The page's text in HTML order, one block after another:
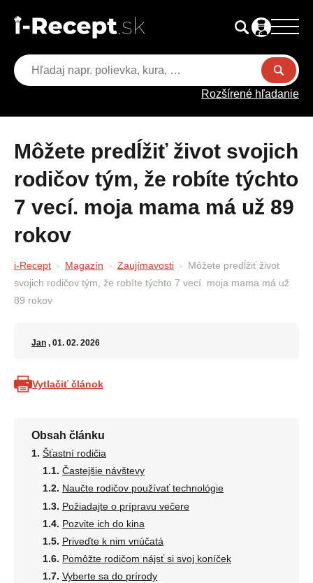
Rozšírené hľadanie
Môžete predĺžiť život svojich
rodičov tým, že robíte týchto
7 vecí. moja mama má už 89
rokov
i-Recept Magazín Zaujímavosti
Môžete predĺžiť život
svojich rodičov tým, že robíte týchto 7 vecí. moja mama má už
89 rokov
Jan , 01. 02. 2026
Vytlačiť článok
Obsah článku
Šťastní rodičia
Častejšie návštevy
Naučte rodičov používať technológie
Požiadajte o prípravu večere
Pozvite ich do kina
Priveďte k nim vnúčatá
Pomôžte rodičom nájsť si svoj koníček
Vyberte sa do prírody